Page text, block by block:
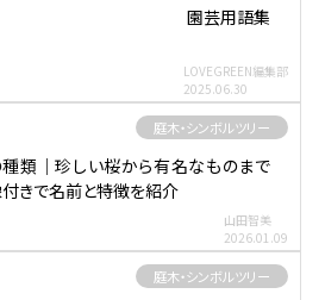
園芸用語集
LOVEGREEN編集部
2025.06.30
庭木・シンボルツリー
類｜珍しい桜から有名なものまで
きで名前と特徴を紹介
山田智美
2026.01.09
庭木・シンボルツリー